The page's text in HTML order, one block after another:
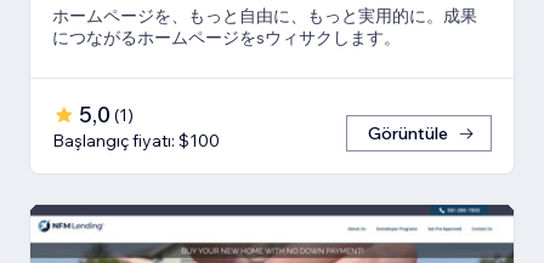
ホームページを、もっと自由に、もっと実用的に。成果
につながるホームページをsウィサクします。
5,0 (1)
Başlangıç fiyatı: $100
Görüntüle